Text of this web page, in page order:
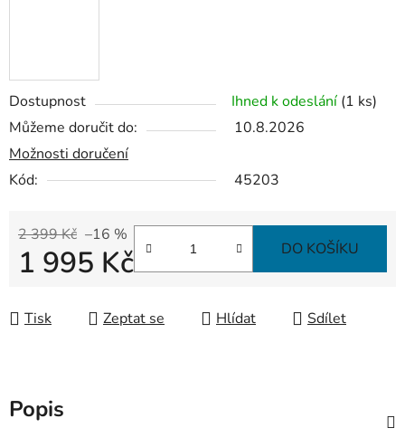
Dostupnost Ihned k odeslání (1 ks)
Můžeme doručit do:
10.8.2026
Možnosti doručení
Kód:
45203
2 399 Kč –16 %
1 995 Kč DO KOŠÍKU
Tisk Zeptat se Hlídat Sdílet
Popis